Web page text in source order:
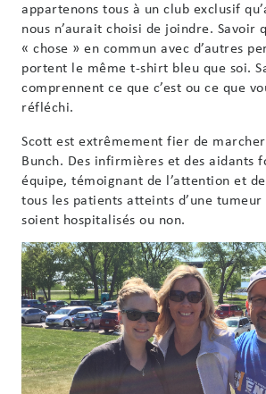
appartenons tous à un club exclusif
nous n’aurait choisi de joindre. Savoir
« chose » en commun avec d’autres
portent le même t-shirt bleu que soi.
comprennent ce que c’est ou ce que
réfléchi.
Scott est extrêmement fier de
Bunch. Des infirmières et des aidants
équipe, témoignant de l’attention et
tous les patients atteints d’une
soient hospitalisés ou non.